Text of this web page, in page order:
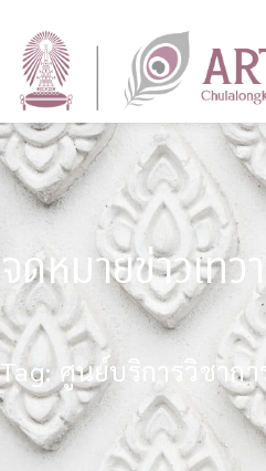
จดหมายข่าวเทว
Tag: ศูนย์บริการวิชากา